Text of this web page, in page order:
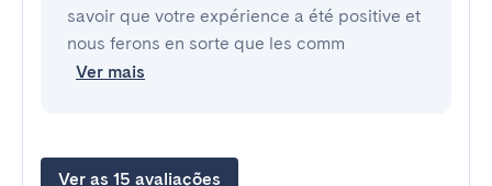
savoir que votre expérience a été positive et
nous ferons en sorte que les comm
Ver mais
Ver as 15 avaliações